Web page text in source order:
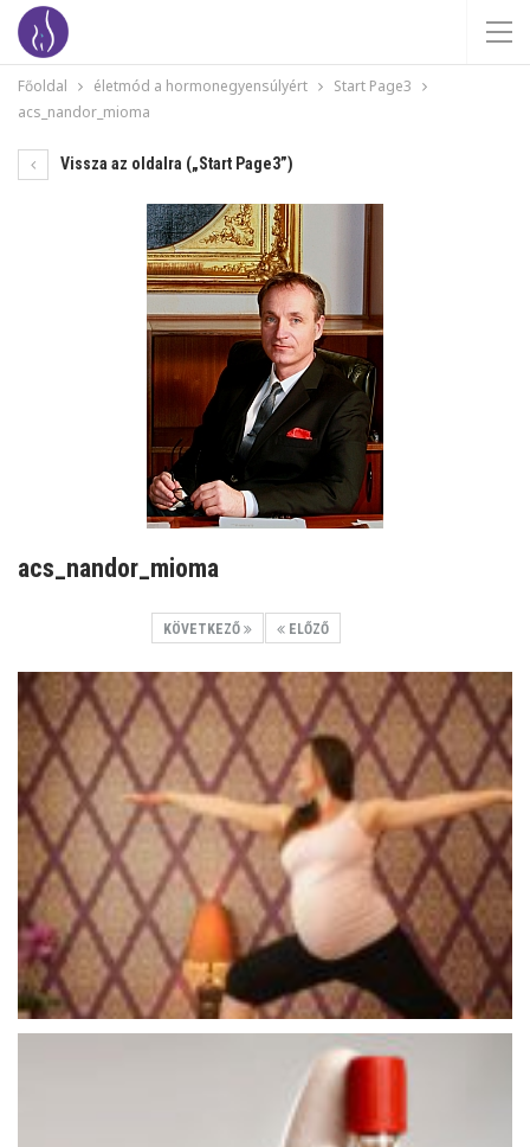
Főoldal életmód a hormonegyensúlyért
Start Page3
acs_nandor_mioma
Vissza az oldalra („Start Page3”)
acs_nandor_mioma
KÖVETKEZŐ ELŐZŐ